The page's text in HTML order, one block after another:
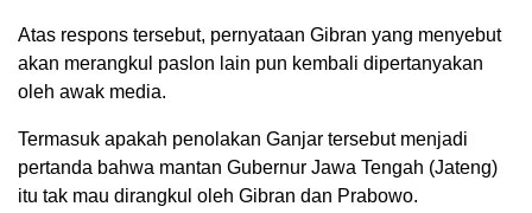
Atas respons tersebut, pernyataan Gibran yang menyebut
akan merangkul paslon lain pun kembali dipertanyakan
oleh awak media.
Termasuk apakah penolakan Ganjar tersebut menjadi
pertanda bahwa mantan Gubernur Jawa Tengah (Jateng)
itu tak mau dirangkul oleh Gibran dan Prabowo.